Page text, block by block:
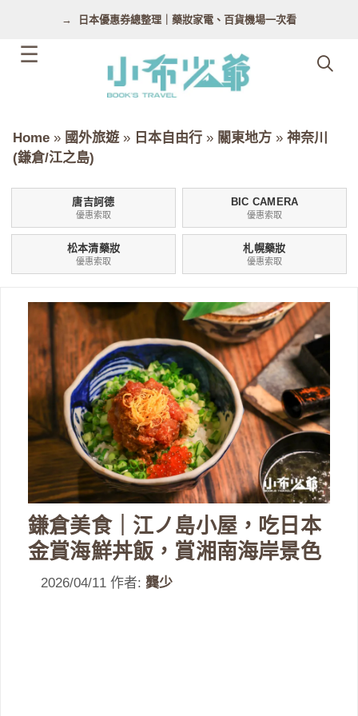
日本優惠券總整理｜藥妝家電、百貨機場一次看
Home » 國外旅遊 » 日本自由行 » 關東地方 » 神奈川
(鎌倉/江之島)
唐吉訶德
優惠索取
BIC CAMERA
優惠索取
松本清藥妝
優惠索取
札幌藥妝
優惠索取
鎌倉美食｜江ノ島小屋，吃日本
金賞海鮮丼飯，賞湘南海岸景色
2026/04/11 作者: 龔少